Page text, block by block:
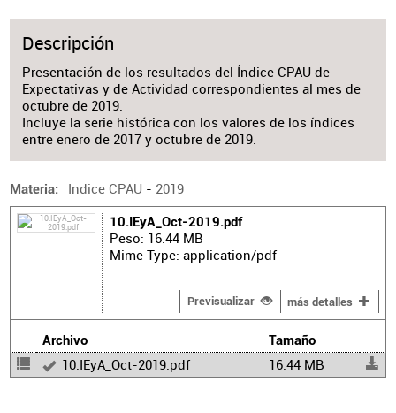
Descripción
Presentación de los resultados del Índice CPAU de
Expectativas y de Actividad correspondientes al mes de
octubre de 2019.
Incluye la serie histórica con los valores de los índices
entre enero de 2017 y octubre de 2019.
Materia Indice CPAU - 2019
10.IEyA_Oct-2019.pdf
Peso: 16.44 MB
Mime Type: application/pdf
Previsualizar más detalles
Archivo Tamaño
10.IEyA_Oct-2019.pdf 16.44 MB